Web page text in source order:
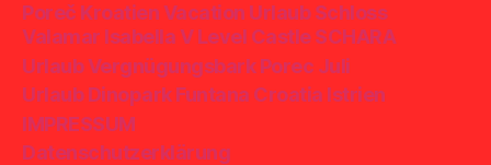
Poreč Kroatien Vacation Urlaub Schloss
Valamar Isabella V Level Castle SCHARA
Urlaub Vergnügungsbark Porec Juli
Urlaub Dinopark Funtana Croatia Istrien
IMPRESSUM
Datenschutzerklärung